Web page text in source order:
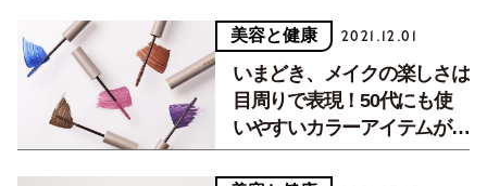
美容と健康 2021.12.01
いまどき、メイクの楽しさは
目周りで表現！50代にも使
いやすいカラーアイテムが
『OPERA（オペラ）』から
誕生。